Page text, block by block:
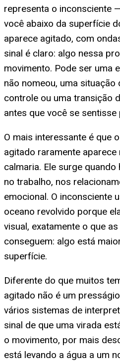
representa o inconsciente
você abaixo da superfície
aparece agitado, com
sinal é claro: algo nessa
movimento. Pode ser uma
não nomeou, uma situação
controle ou uma transição
antes que você se sentisse
O mais interessante é que
agitado raramente
calmaria. Ele surge
no trabalho, nos
emocional. O inconsciente
oceano revolvido porque
visual, exatamente o que
conseguem: algo está
superfície.
Diferente do que muitos
agitado não é um
vários sistemas de
sinal de que uma virada
o movimento, por mais
está levando a água a um